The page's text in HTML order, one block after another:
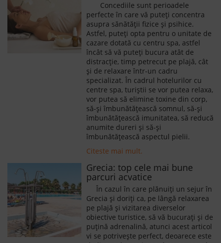
Concediile sunt perioadele
perfecte în care vă puteți concentra
asupra sănătății fizice și psihice.
Astfel, puteți opta pentru o unitate de
cazare dotată cu centru spa, astfel
încât să vă puteți bucura atât de
distracție, timp petrecut pe plajă, cât
și de relaxare într-un cadru
specializat. În cadrul hotelurilor cu
centre spa, turiștii se vor putea relaxa,
vor putea să elimine toxine din corp,
să-și îmbunătățească somnul, să-și
îmbunătățească imunitatea, să reducă
anumite dureri și să-și
îmbunătățească aspectul pielii.
Citeste mai mult.
Grecia: top cele mai bune
parcuri acvatice
În cazul în care plănuiți un sejur în
Grecia și doriți ca, pe lângă relaxarea
pe plajă și vizitarea diverselor
obiective turistice, să vă bucurați și de
puțină adrenalină, atunci acest articol
vi se potrivește perfect, deoarece este